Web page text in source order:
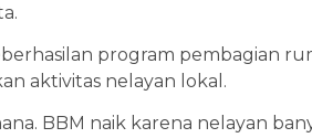
program pembagian
aktivitas nelayan lokal.
BBM naik karena nelayan